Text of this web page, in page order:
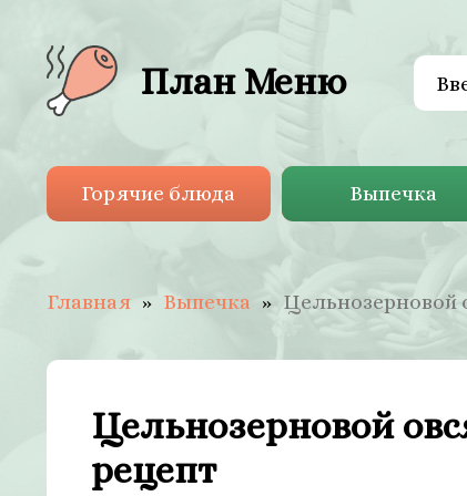
План Меню
Горячие блюда Выпечка
Главная Выпечка Цельнозерновой
Цельнозерновой
рецепт